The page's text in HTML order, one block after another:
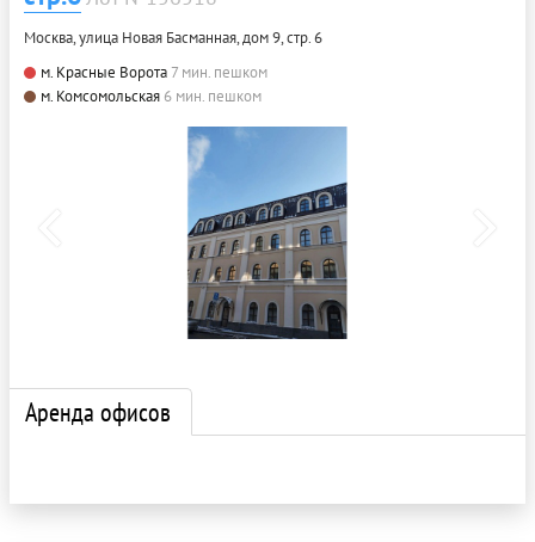
Москва, улица Новая Басманная, дом 9, стр. 6
м. Красные Ворота 7 мин. пешком
м. Комсомольская 6 мин. пешком
Аренда офисов